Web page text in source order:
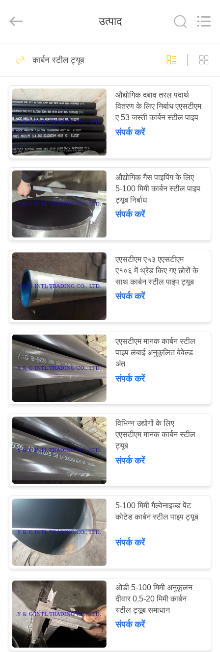
उत्पादों
हमारे
बारे
कारखाना
भ्रमण
गुणवत्ता
नियंत्रण
संपर्क
करें
समाचार
मामलों
Copyright
2025
कार्बन स्टील ट्यूब
स्टेनलेस स्टील टयूबिंग
96
टाइटेनियम मिश्र धातु
ट्यूब
51
कॉपर मिश्र धातु ट्यूब
निकल मिश्र धातु ट्यूब
खोखले एल्यूमीनियम ट्यूब
26
उत्पाद
कार्बन स्टील ट्यूब
औद्योगिक दबाव तरल पदार्थ
वितरण के लिए निर्बाध एएसटीएम
ए 53 जस्ती कार्बन स्टील पाइप
संपर्क करें
औद्योगिक गैस पाइपिंग के लिए
5-100 मिमी कार्बन स्टील पाइप
ट्यूब निर्बाध
संपर्क करें
एएसटीएम ए५३ एएसटीएम
ए१०६ में थ्रेड किए गए छोरों के
साथ कार्बन स्टील पाइप ट्यूब
संपर्क करें
एएसटीएम मानक कार्बन स्टील
पाइप लंबाई अनुकूलित बेवेल्ड
अंत
संपर्क करें
विभिन्न उद्योगों के लिए
एएसटीएम मानक कार्बन स्टील
ट्यूब
संपर्क करें
5-100 मिमी गैल्वेनाइज्ड पेंट
कोटेड कार्बन स्टील पाइप ट्यूब
संपर्क करें
ओडी 5-100 मिमी अनुकूलन
दीवार 0.5-20 मिमी कार्बन
स्टील ट्यूब समाधान
संपर्क करें